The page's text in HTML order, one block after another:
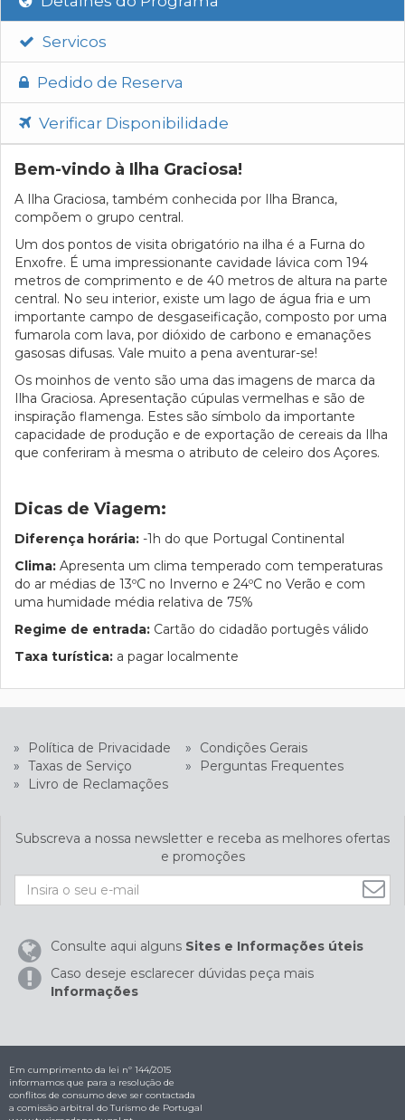
Servicos
Pedido de Reserva
Verificar Disponibilidade
Bem-vindo à Ilha Graciosa!
A Ilha Graciosa, também conhecida por Ilha Branca,
compõem o grupo central.
Um dos pontos de visita obrigatório na ilha é a Furna do
Enxofre. É uma impressionante cavidade lávica com 194
metros de comprimento e de 40 metros de altura na parte
central. No seu interior, existe um lago de água fria e um
importante campo de desgaseificação, composto por uma
fumarola com lava, por dióxido de carbono e emanações
gasosas difusas. Vale muito a pena aventurar-se!
Os moinhos de vento são uma das imagens de marca da
Ilha Graciosa. Apresentação cúpulas vermelhas e são de
inspiração flamenga. Estes são símbolo da importante
capacidade de produção e de exportação de cereais da Ilha
que conferiram à mesma o atributo de celeiro dos Açores.
Dicas de Viagem:
Diferença horária: -1h do que Portugal Continental
Clima: Apresenta um clima temperado com temperaturas
do ar médias de 13ºC no Inverno e 24ºC no Verão e com
uma humidade média relativa de 75%
Regime de entrada: Cartão do cidadão portugês válido
Taxa turística: a pagar localmente
» Política de Privacidade »
Condições Gerais
» Taxas de Serviço »
Perguntas Frequentes
»
Livro de Reclamações
Subscreva a nossa newsletter e receba as melhores ofertas
e promoções
Consulte aqui alguns Sites e Informações úteis
Caso deseje esclarecer dúvidas peça mais
Informações
Em cumprimento da lei nº 144/2015
informamos que para a resolução de
conflitos de consumo deve ser contactada
a comissão arbitral do Turismo de Portugal